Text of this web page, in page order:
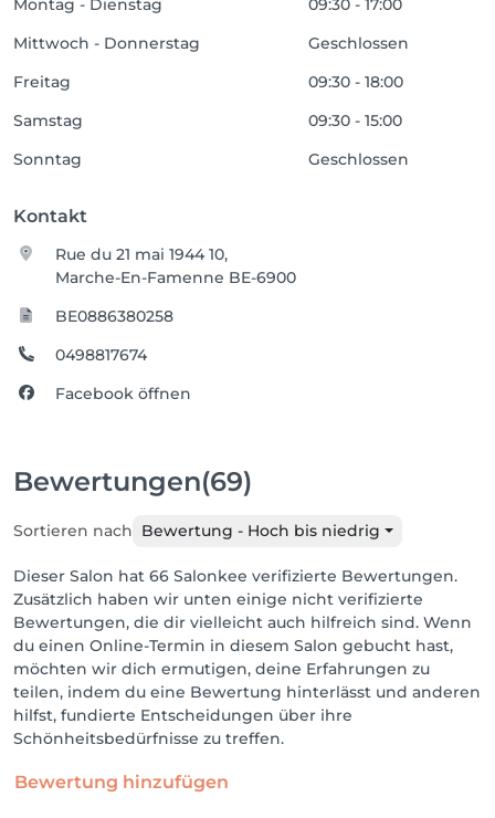
Montag - Dienstag
09:30 - 17:00
Mittwoch - Donnerstag
Geschlossen
Freitag
09:30 - 18:00
Samstag
09:30 - 15:00
Sonntag
Geschlossen
Kontakt
Rue du 21 mai 1944 10,
Marche-En-Famenne BE-6900
BE0886380258
0498817674
Facebook öffnen
Bewertungen(69)
Sortieren nach Bewertung - Hoch bis niedrig
Dieser Salon hat 66 Salonkee verifizierte Bewertungen.
Zusätzlich haben wir unten einige nicht verifizierte
Bewertungen, die dir vielleicht auch hilfreich sind. Wenn
du einen Online-Termin in diesem Salon gebucht hast,
möchten wir dich ermutigen, deine Erfahrungen zu
teilen, indem du eine Bewertung hinterlässt und anderen
hilfst, fundierte Entscheidungen über ihre
Schönheitsbedürfnisse zu treffen.
Bewertung hinzufügen